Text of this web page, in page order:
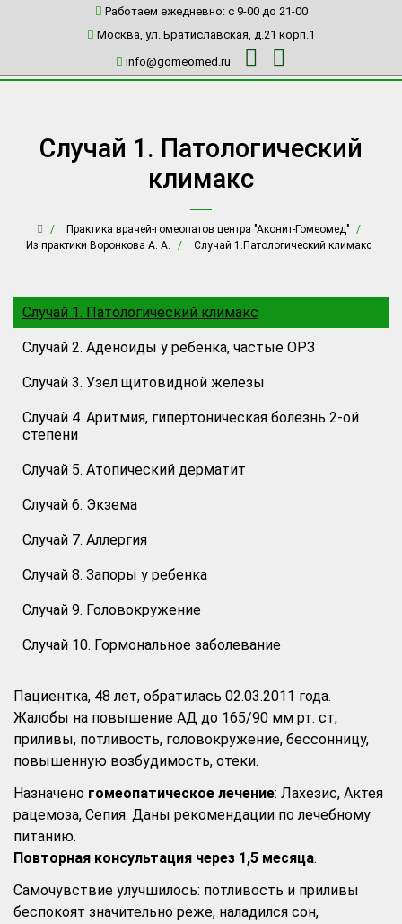
Работаем ежедневно: c 9-00 до 21-00
Москва, ул. Братиславская, д.21 корп.1
info@gomeomed.ru
Случай 1. Патологический
климакс
Практика врачей-гомеопатов центра "Аконит-Гомеомед"
Из практики Воронкова А. А.
Случай 1.Патологический климакс
Случай 1. Патологический климакс
Случай 2. Аденоиды у ребенка, частые ОРЗ
Случай 3. Узел щитовидной железы
Случай 4. Аритмия, гипертоническая болезнь 2-ой
степени
Случай 5. Атопический дерматит
Случай 6. Экзема
Случай 7. Аллергия
Случай 8. Запоры у ребенка
Случай 9. Головокружение
Случай 10. Гормональное заболевание
Пациентка, 48 лет, обратилась 02.03.2011 года.
Жалобы на повышение АД до 165/90 мм рт. ст,
приливы, потливость, головокружение, бессонницу,
повышенную возбудимость, отеки.
Назначено гомеопатическое лечение: Лахезис, Актея
рацемоза, Сепия. Даны рекомендации по лечебному
питанию.
Повторная консультация через 1,5 месяца.
Самочувствие улучшилось: потливость и приливы
беспокоят значительно реже, наладился сон,